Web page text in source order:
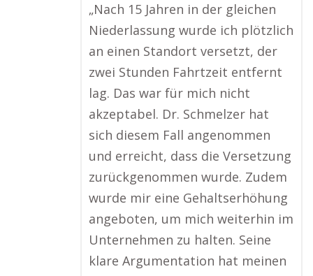
„Nach 15 Jahren in der gleichen
Niederlassung wurde ich plötzlich
an einen Standort versetzt, der
zwei Stunden Fahrtzeit entfernt
lag. Das war für mich nicht
akzeptabel. Dr. Schmelzer hat
sich diesem Fall angenommen
und erreicht, dass die Versetzung
zurückgenommen wurde. Zudem
wurde mir eine Gehaltserhöhung
angeboten, um mich weiterhin im
Unternehmen zu halten. Seine
klare Argumentation hat meinen